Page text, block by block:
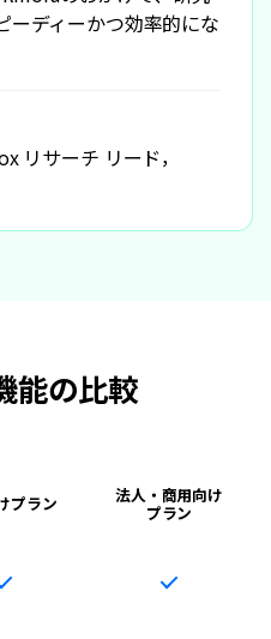
ーディーかつ効率的にな
リサーチ リード，
能の比較
プラン 法人・商用向け
プラン